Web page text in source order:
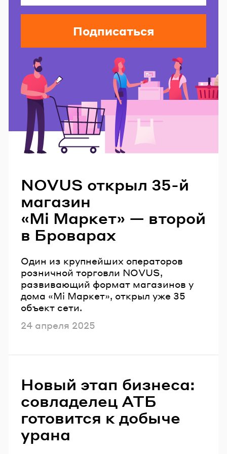
Подписаться
NOVUS открыл 35-й
магазин
«Мі Маркет» — второй
в Броварах
Один из крупнейших операторов
розничной торговли NOVUS,
развивающий формат магазинов у
дома «Мі Маркет», открыл уже 35
объект сети.
Опубликовано
24 апреля 2025
Новый этап бизнеса:
совладелец АТБ
готовится к добыче
урана